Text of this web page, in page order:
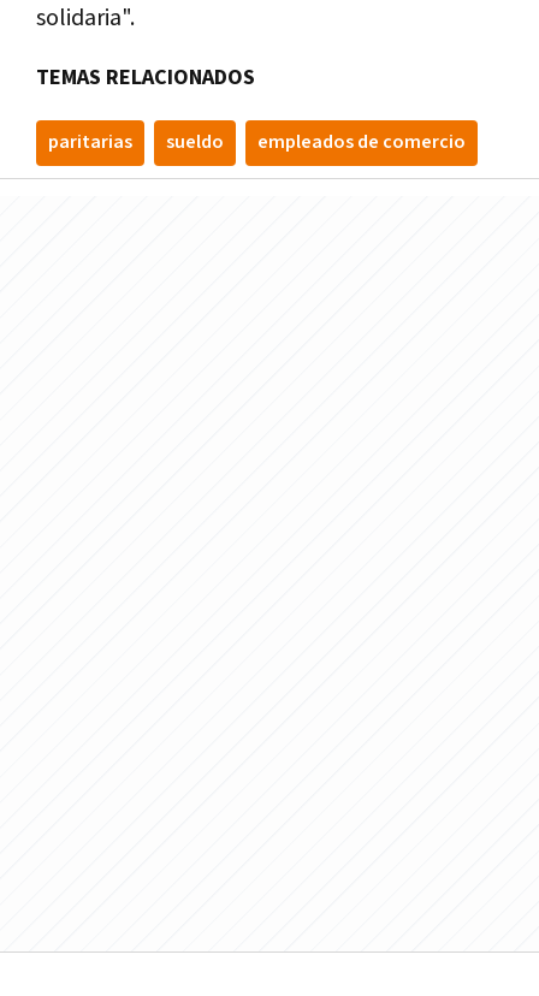
solidaria".
TEMAS RELACIONADOS
paritarias sueldo empleados de comercio